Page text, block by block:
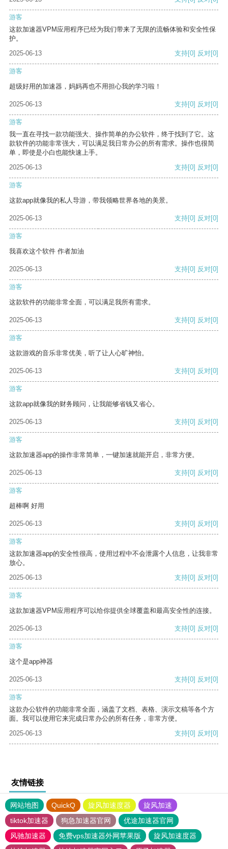
游客
这款加速器VPM应用程序已经为我们带来了无限的流畅体验和安全性保
护。
2025-06-13
支持[0] 反对[0]
游客
超级好用的加速器，妈妈再也不用担心我的学习啦！
2025-06-13 支持[0] 反对[0]
游客
我一直在寻找一款功能强大、操作简单的办公软件，终于找到了它。这
款软件的功能非常强大，可以满足我日常办公的所有需求。操作也很简
单，即使是小白也能快速上手。
2025-06-13
支持[0] 反对[0]
游客
这款app就像我的私人导游，带我领略世界各地的美景。
2025-06-13 支持[0] 反对[0]
游客
我喜欢这个软件 作者加油
2025-06-13 支持[0] 反对[0]
游客
这款软件的功能非常全面，可以满足我所有需求。
2025-06-13 支持[0] 反对[0]
游客
这款游戏的音乐非常优美，听了让人心旷神怡。
2025-06-13 支持[0] 反对[0]
游客
这款app就像我的财务顾问，让我能够省钱又省心。
2025-06-13 支持[0] 反对[0]
游客
这款加速器app的操作非常简单，一键加速就能开启，非常方便。
2025-06-13 支持[0] 反对[0]
游客
超棒啊 好用
2025-06-13 支持[0] 反对[0]
游客
这款加速器app的安全性很高，使用过程中不会泄露个人信息，让我非常
放心。
2025-06-13
支持[0] 反对[0]
游客
这款加速器VPM应用程序可以给你提供全球覆盖和最高安全性的连接。
2025-06-13 支持[0] 反对[0]
游客
这个是app神器
2025-06-13 支持[0] 反对[0]
游客
这款办公软件的功能非常全面，涵盖了文档、表格、演示文稿等各个方
面。我可以使用它来完成日常办公的所有任务，非常方便。
2025-06-13
支持[0] 反对[0]
友情链接
网站地图 QuickQ 旋风加速度器
旋风加速
tiktok加速器
狗急加速器官网
优途加速器官网
风驰加速器
免费vps加速器外网苹果版
旋风加速度器